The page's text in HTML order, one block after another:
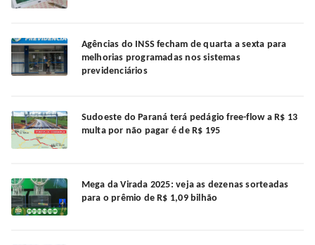
Agências do INSS fecham de quarta a sexta para
melhorias programadas nos sistemas
previdenciários
Sudoeste do Paraná terá pedágio free-flow a R$ 13
multa por não pagar é de R$ 195
Mega da Virada 2025: veja as dezenas sorteadas
para o prêmio de R$ 1,09 bilhão